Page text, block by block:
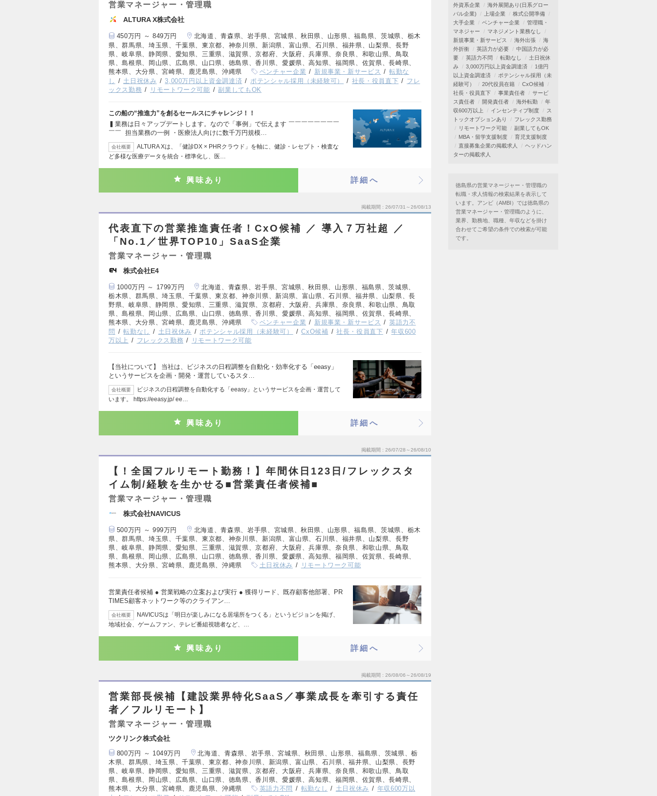
営業マネージャー・管理職
ALTURA X株式会社
450万円 ～ 849万円
北海道、青森県、岩手県、宮城県、秋田県、山形県、福島県、茨城県、栃木
県、群馬県、埼玉県、千葉県、東京都、神奈川県、新潟県、富山県、石川県、福井県、山梨県、長野
県、岐阜県、静岡県、愛知県、三重県、滋賀県、京都府、大阪府、兵庫県、奈良県、和歌山県、鳥取
県、島根県、岡山県、広島県、山口県、徳島県、香川県、愛媛県、高知県、福岡県、佐賀県、長崎県、
熊本県、大分県、宮崎県、鹿児島県、沖縄県
ベンチャー企業 新規事業・新サービス
転勤な
し
土日祝休み 3,000万円以上資金調達済 ポテンシャル採用（未経験可） 社長・役員直下
フレ
ックス勤務
リモートワーク可能 副業してもOK
この船の“推進力”を創るセールスにチャレンジ！！
▍業務は日々アップデートします。なので「事例」で伝えます ￣￣￣￣￣￣￣￣
￣￣ 担当業務の一例 ・医療法人向けに数千万円規模…
会社概要
ALTURA Xは、「健診DX × PHRクラウド」を軸に、健診・レセプト・検査な
ど多様な医療データを統合・標準化し、医…
興味あり 詳細へ
掲載期間 26/07/31～26/08/13
代表直下の営業推進責任者！CxO候補 ／ 導入７万社超 ／
「No.1／世界TOP10」SaaS企業
営業マネージャー・管理職
株式会社E4
1000万円 ～ 1799万円
北海道、青森県、岩手県、宮城県、秋田県、山形県、福島県、茨城県、
栃木県、群馬県、埼玉県、千葉県、東京都、神奈川県、新潟県、富山県、石川県、福井県、山梨県、長
野県、岐阜県、静岡県、愛知県、三重県、滋賀県、京都府、大阪府、兵庫県、奈良県、和歌山県、鳥取
県、島根県、岡山県、広島県、山口県、徳島県、香川県、愛媛県、高知県、福岡県、佐賀県、長崎県、
熊本県、大分県、宮崎県、鹿児島県、沖縄県
ベンチャー企業 新規事業・新サービス
英語力不
問
転勤なし 土日祝休み ポテンシャル採用（未経験可） CxO候補 社長・役員直下
年収600
万以上
フレックス勤務 リモートワーク可能
【当社について】 当社は、ビジネスの日程調整を自動化・効率化する「eeasy」
というサービスを企画・開発・運営しているスタ…
会社概要
ビジネスの日程調整を自動化する「eeasy」というサービスを企画・運営して
います。 https://eeasy.jp/ ee…
興味あり 詳細へ
掲載期間 26/07/28～26/08/10
【！全国フルリモート勤務！】年間休日123日/フレックスタ
イム制/経験を生かせる■営業責任者候補■
営業マネージャー・管理職
株式会社NAVICUS
500万円 ～ 999万円
北海道、青森県、岩手県、宮城県、秋田県、山形県、福島県、茨城県、栃木
県、群馬県、埼玉県、千葉県、東京都、神奈川県、新潟県、富山県、石川県、福井県、山梨県、長野
県、岐阜県、静岡県、愛知県、三重県、滋賀県、京都府、大阪府、兵庫県、奈良県、和歌山県、鳥取
県、島根県、岡山県、広島県、山口県、徳島県、香川県、愛媛県、高知県、福岡県、佐賀県、長崎県、
熊本県、大分県、宮崎県、鹿児島県、沖縄県
土日祝休み リモートワーク可能
営業責任者候補 ● 営業戦略の立案および実行 ● 獲得リード、既存顧客他部署、PR
TIMES顧客ネットワーク等のクライアン…
会社概要
NAVICUSは「明日が楽しみになる居場所をつくる」というビジョンを掲げ、
地域社会、ゲームファン、テレビ番組視聴者など、…
興味あり 詳細へ
掲載期間 26/08/06～26/08/19
営業部長候補【建設業界特化SaaS／事業成長を牽引する責任
者／フルリモート】
営業マネージャー・管理職
ツクリンク株式会社
800万円 ～ 1049万円
北海道、青森県、岩手県、宮城県、秋田県、山形県、福島県、茨城県、栃
木県、群馬県、埼玉県、千葉県、東京都、神奈川県、新潟県、富山県、石川県、福井県、山梨県、長野
県、岐阜県、静岡県、愛知県、三重県、滋賀県、京都府、大阪府、兵庫県、奈良県、和歌山県、鳥取
県、島根県、岡山県、広島県、山口県、徳島県、香川県、愛媛県、高知県、福岡県、佐賀県、長崎県、
熊本県、大分県、宮崎県、鹿児島県、沖縄県
英語力不問 転勤なし 土日祝休み
年収600万以
外資系企業
海外展開あり(日系グロー
バル企業)
上場企業
株式公開準備
大手企業
ベンチャー企業
管理職・
マネジャー
マネジメント業務なし
新規事業・新サービス
海外出張
海
外折衝
英語力が必要
中国語力が必
要
英語力不問 転勤なし
土日祝休
み
3,000万円以上資金調達済
1億円
以上資金調達済
ポテンシャル採用（未
経験可）
20代役員在籍
CxO候補
社長・役員直下
事業責任者
サービ
ス責任者
開発責任者 海外転勤
年
収600万以上
インセンティブ制度
ス
トックオプションあり
フレックス勤務
リモートワーク可能
副業してもOK
MBA・留学支援制度
育児支援制度
直接募集企業の掲載求人
ヘッドハン
ターの掲載求人
徳島県の営業マネージャー・管理職の
転職・求人情報の検索結果を表示して
います。アンビ（AMBI）では徳島県の
営業マネージャー・管理職のように、
業界、勤務地、職種、年収などを掛け
合わせてご希望の条件での検索が可能
です。